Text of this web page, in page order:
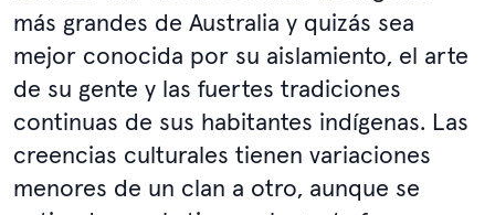
más grandes de Australia y quizás sea
mejor conocida por su aislamiento, el arte
de su gente y las fuertes tradiciones
continuas de sus habitantes indígenas. Las
creencias culturales tienen variaciones
menores de un clan a otro, aunque se